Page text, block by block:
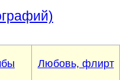
Любовь, флирт